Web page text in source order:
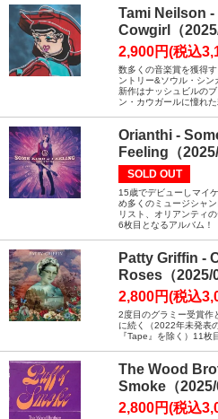
Tami Neilson -
Cowgirl（
2,900円(税込
数多くの音楽賞を獲得
ントリー&ソウル・シ
新作はナッシュビルの
ン・カウガールに憧れ
Orianthi -
Feeling（
SOLD OUT
15歳でデビューしマイ
め多くのミュージシャ
リスト、オリアンティ
6枚目となるアルバム！
Patty Griffin -
Roses（2025/
2,800円(税込
2度目のグラミー受賞作
に続く（2022年未発表
『Tape』を除く）11枚
The Wood
Smoke（2025/
2,800円(税込